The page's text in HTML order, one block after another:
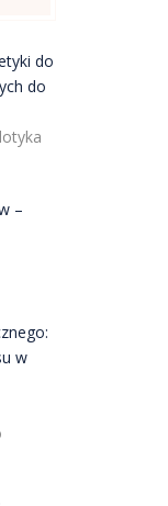
do
do
–
w